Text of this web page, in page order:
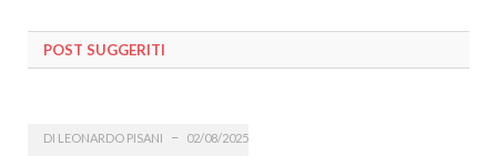
POST SUGGERITI
DI LEONARDO PISANI
02/08/2025